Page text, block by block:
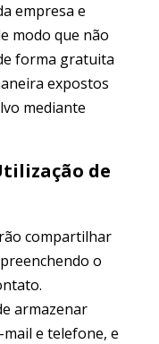
empresa e
modo que não
forma gratuita
expostos
mediante
de
compartilhar
o
armazenar
e telefone, e